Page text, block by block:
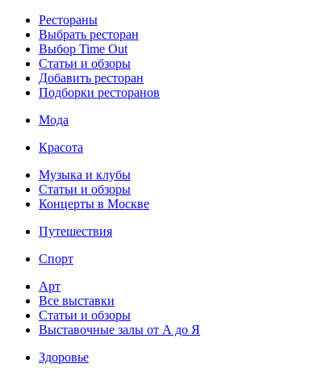
Рестораны
Выбрать ресторан
Выбор Time Out
Статьи и обзоры
Добавить ресторан
Подборки ресторанов
Мода
Красота
Музыка и клубы
Статьи и обзоры
Концерты в Москве
Путешествия
Спорт
Арт
Все выставки
Статьи и обзоры
Выставочные залы от А до Я
Здоровье